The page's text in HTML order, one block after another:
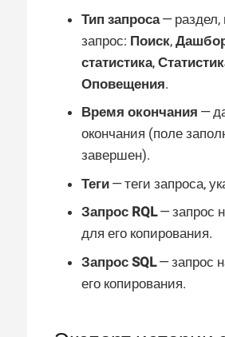
Тип запроса— раздел,
запрос: Поиск,
статистика,
Оповещения.
Время окончания —
окончания (поле
завершен).
Теги — теги запроса,
Запрос RQL— запрос
для его копирования.
Запрос SQL— запрос
его копирования.